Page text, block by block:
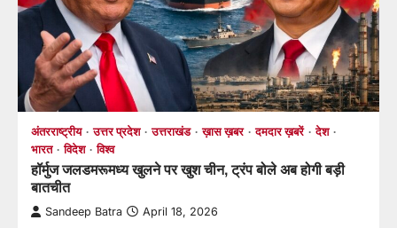
अंतरराष्ट्रीय उत्तर प्रदेश उत्तराखंड ख़ास ख़बर दमदार ख़बरें
देश
भारत
विदेश विश्व
हॉर्मुज जलडमरूमध्य खुलने पर खुश चीन, ट्रंप बोले अब होगी बड़ी
बातचीत
Sandeep Batra April 18, 2026